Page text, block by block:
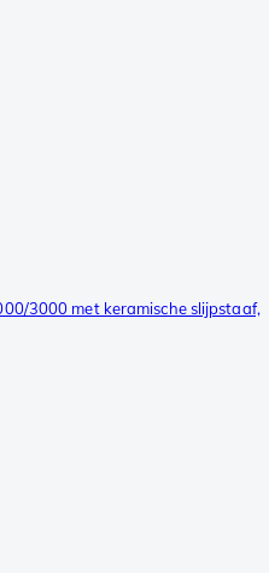
3000 met keramische slijpstaaf,